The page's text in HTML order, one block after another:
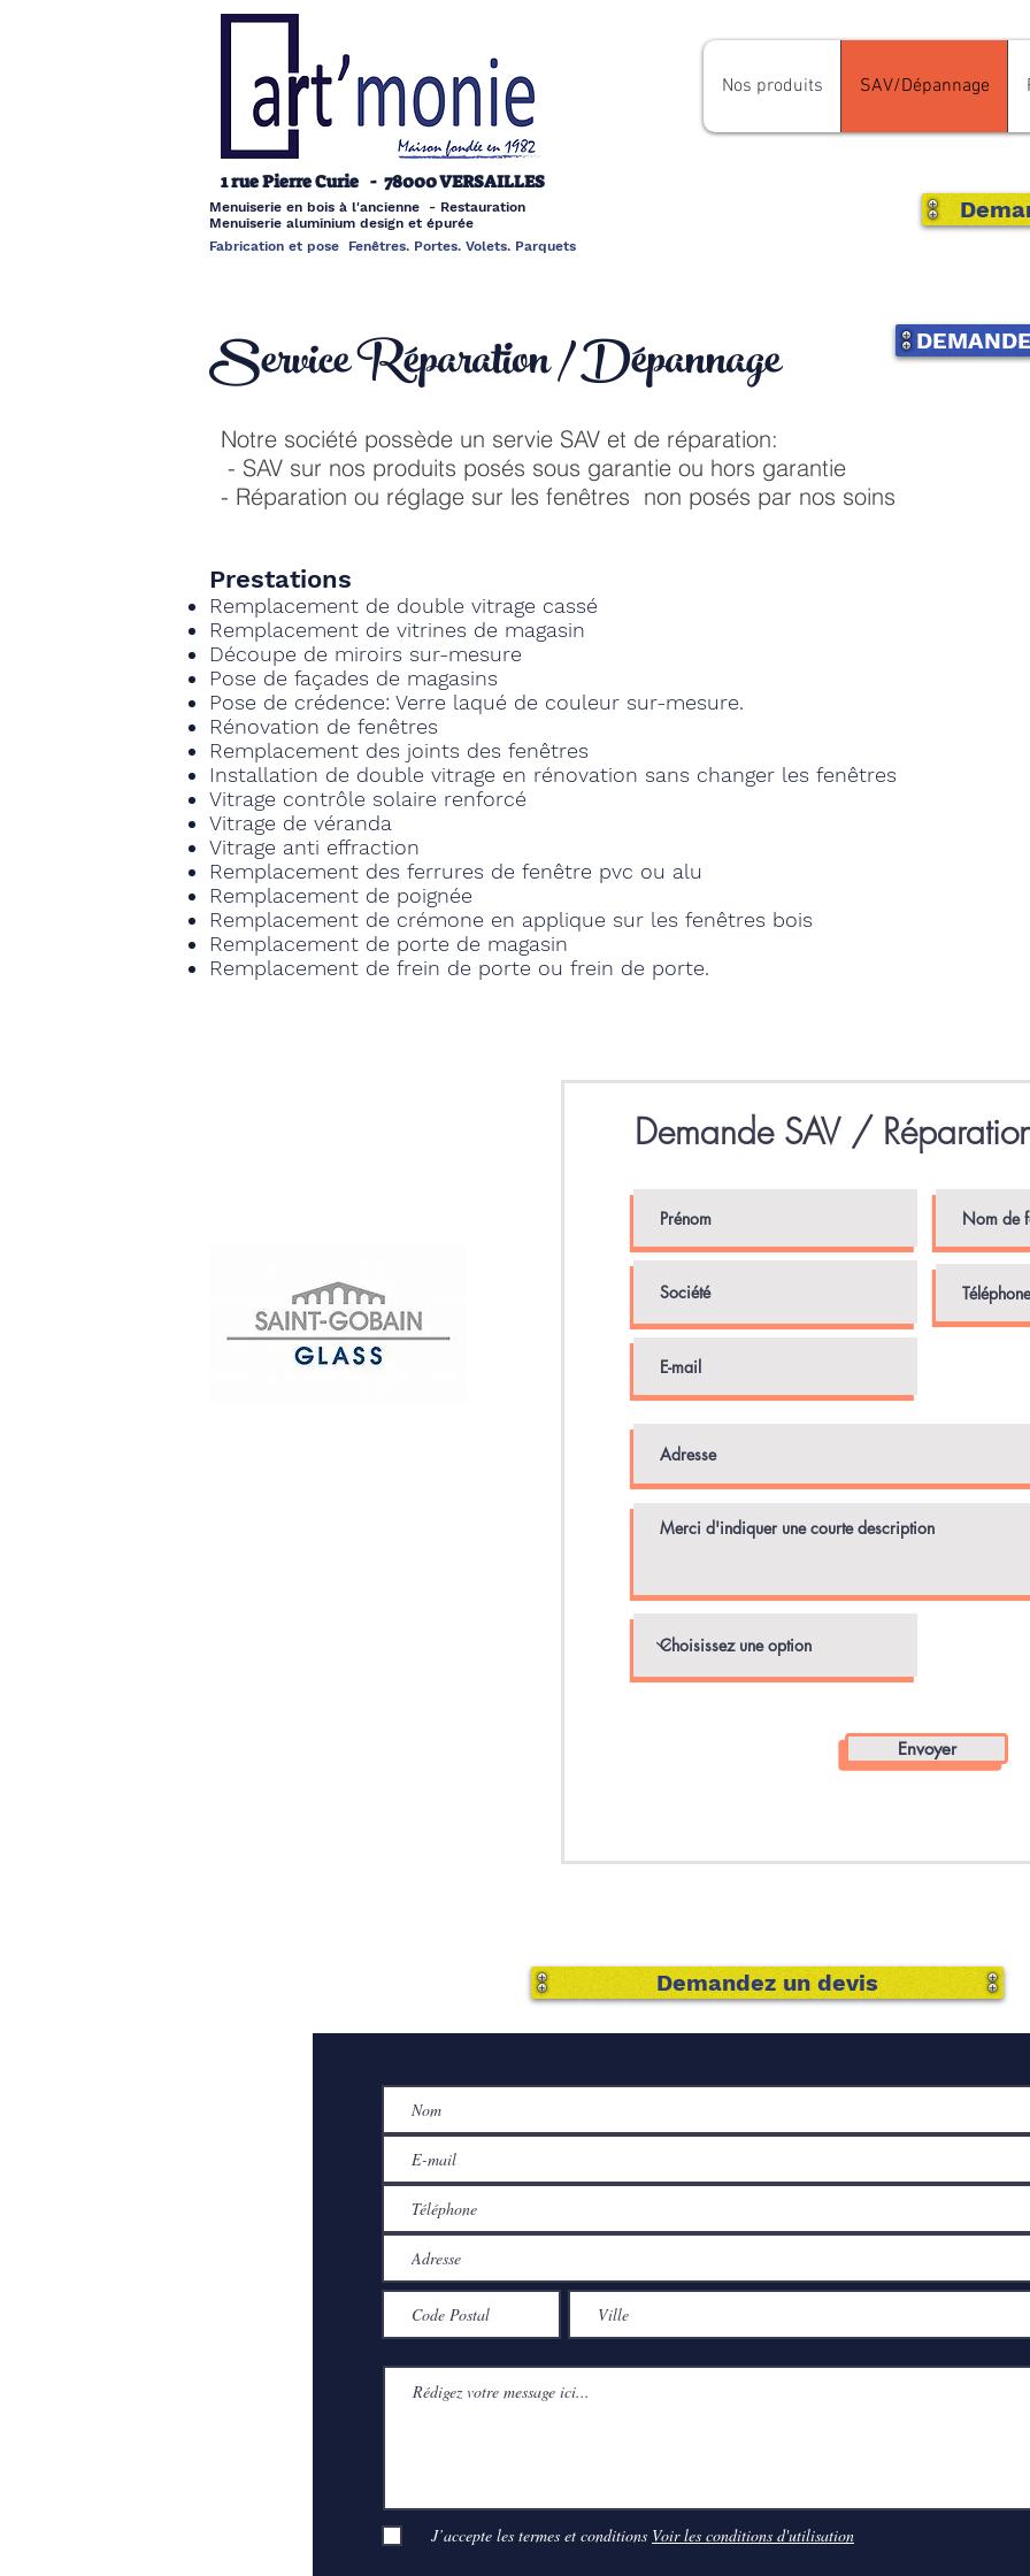
Nos produits SAV/Dépannage
1 rue Pierre Curie - 78000 VERSAILLES
Menuiserie en bois à l'ancienne - Restauration
Menuiserie aluminium design et épurée
Fabrication et pose Fenêtres. Portes. Volets. Parquets
Service Réparation / Dépannage
Notre société possède un servie SAV et de réparation:
- SAV sur nos produits posés sous garantie ou hors garantie
- Réparation ou réglage sur les fenêtres non posés par nos soins
Prestations
Remplacement de double vitrage cassé
Remplacement de vitrines de magasin
Découpe de miroirs sur-mesure
Pose de façades de magasins
Pose de crédence: Verre laqué de couleur sur-mesure.
Rénovation de fenêtres
Remplacement des joints des fenêtres
Installation de double vitrage en rénovation sans changer les fenêtres
Vitrage contrôle solaire renforcé
Vitrage de véranda
Vitrage anti effraction
Remplacement des ferrures de fenêtre pvc ou alu
Remplacement de poignée
Remplacement de crémone en applique sur les fenêtres bois
Remplacement de porte de magasin
Remplacement de frein de porte ou frein de porte.
Demande SAV /
Envoyer
Demandez un devis
J’accepte les termes et conditions Voir les conditions d'utilisation